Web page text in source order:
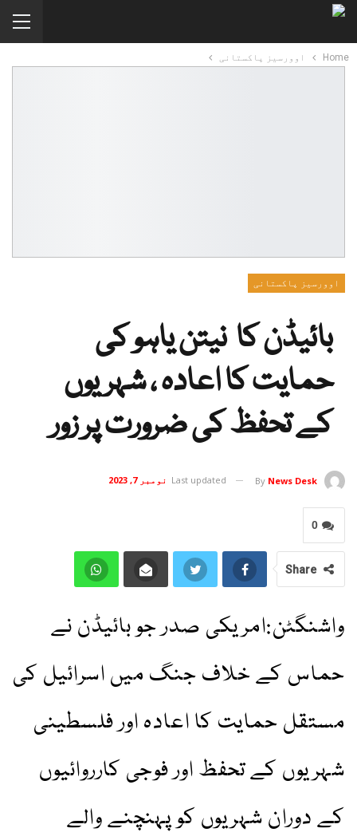
Home اوورسیز پاکستانی
اوورسیز پاکستانی
بائیڈن کا نیتن یاہو کی
حمایت کا اعادہ ، شہریوں
کے تحفظ کی ضرورت پر زور
By News Desk
Last updated نومبر 7, 2023
0
Share
واشنگٹن:امریکی صدر جو بائیڈن نے
حماس کے خلاف جنگ میں اسرائیل کی
مستقل حمایت کا اعادہ اور فلسطینی
شہریوں کے تحفظ اور فوجی کارروائیوں
کے دوران شہریوں کو پہنچنے والے